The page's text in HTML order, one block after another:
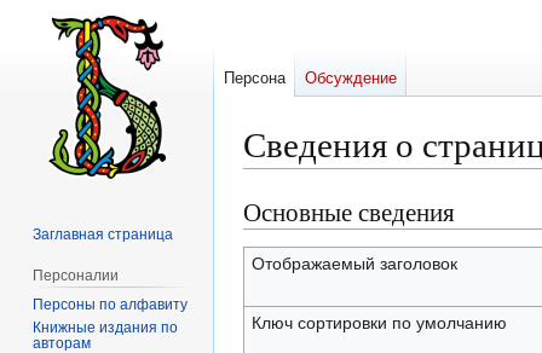
Сведения о
Перейти
к
навигации
Перейти
к
поиску
Основные сведения
Отображаемый заголовок
Ключ сортировки по умолчанию
Персона Обсуждение
Заглавная страница
Персоналии
Персоны по алфавиту
Книжные издания по
авторам